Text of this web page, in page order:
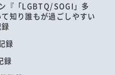
『「LGBTQ/SOGI」多
知り誰もが過ごしやすい
録
録